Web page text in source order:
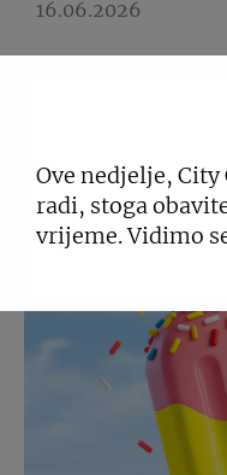
16.06.2026
Uživajte u
Ove nedjelje,
radi, stoga
vrijeme. Vidimo